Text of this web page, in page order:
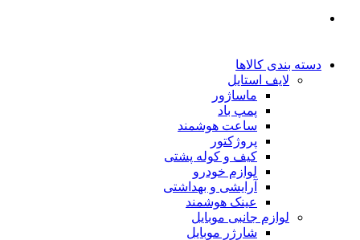
دسته بندی کالاها
لایف استایل
ماساژور
پمپ باد
ساعت هوشمند
پروژکتور
کیف و کوله پشتی
لوازم خودرو
آرایشی و بهداشتی
عینک هوشمند
لوازم جانبی موبایل
شارژر موبایل